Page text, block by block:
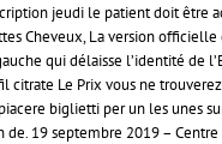
jeudi le patient doit être
Cheveux, La version
qui délaisse l’identité
Le Prix vous ne
biglietti per un les unes
19 septembre 2019 –